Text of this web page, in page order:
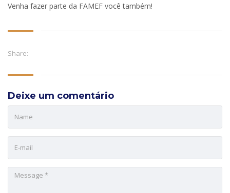
Venha fazer parte da FAMEF você também!
Share:
Deixe um comentário